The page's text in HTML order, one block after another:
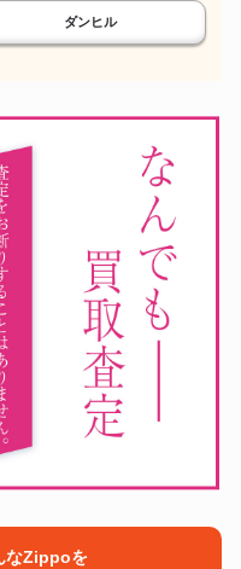
ダンヒル
なZippoを